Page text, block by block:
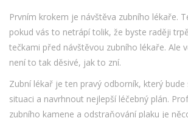
Prvním krokem je návštěva zubního lékaře.
pokud vás to netrápí tolik, že byste raději
tečkami před návštěvou zubního lékaře. Ale
není to tak děsivé, jak to zní.
Zubní lékař je ten pravý odborník, který
situaci a navrhnout nejlepší léčebný plán.
zubního kamene a odstraňování plaku je